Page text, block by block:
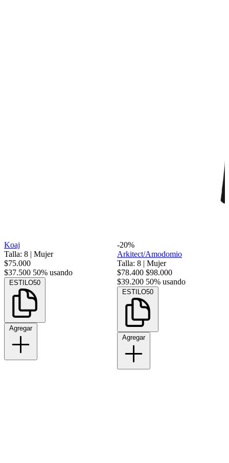
Koaj
Talla: 8 | Mujer
$75.000
$37.500 50% usando
ESTILO50
Agregar
-20%
Arkitect/Amodomio
Talla: 8 | Mujer
$78.400 $98.000
$39.200 50% usando
ESTILO50
Agregar